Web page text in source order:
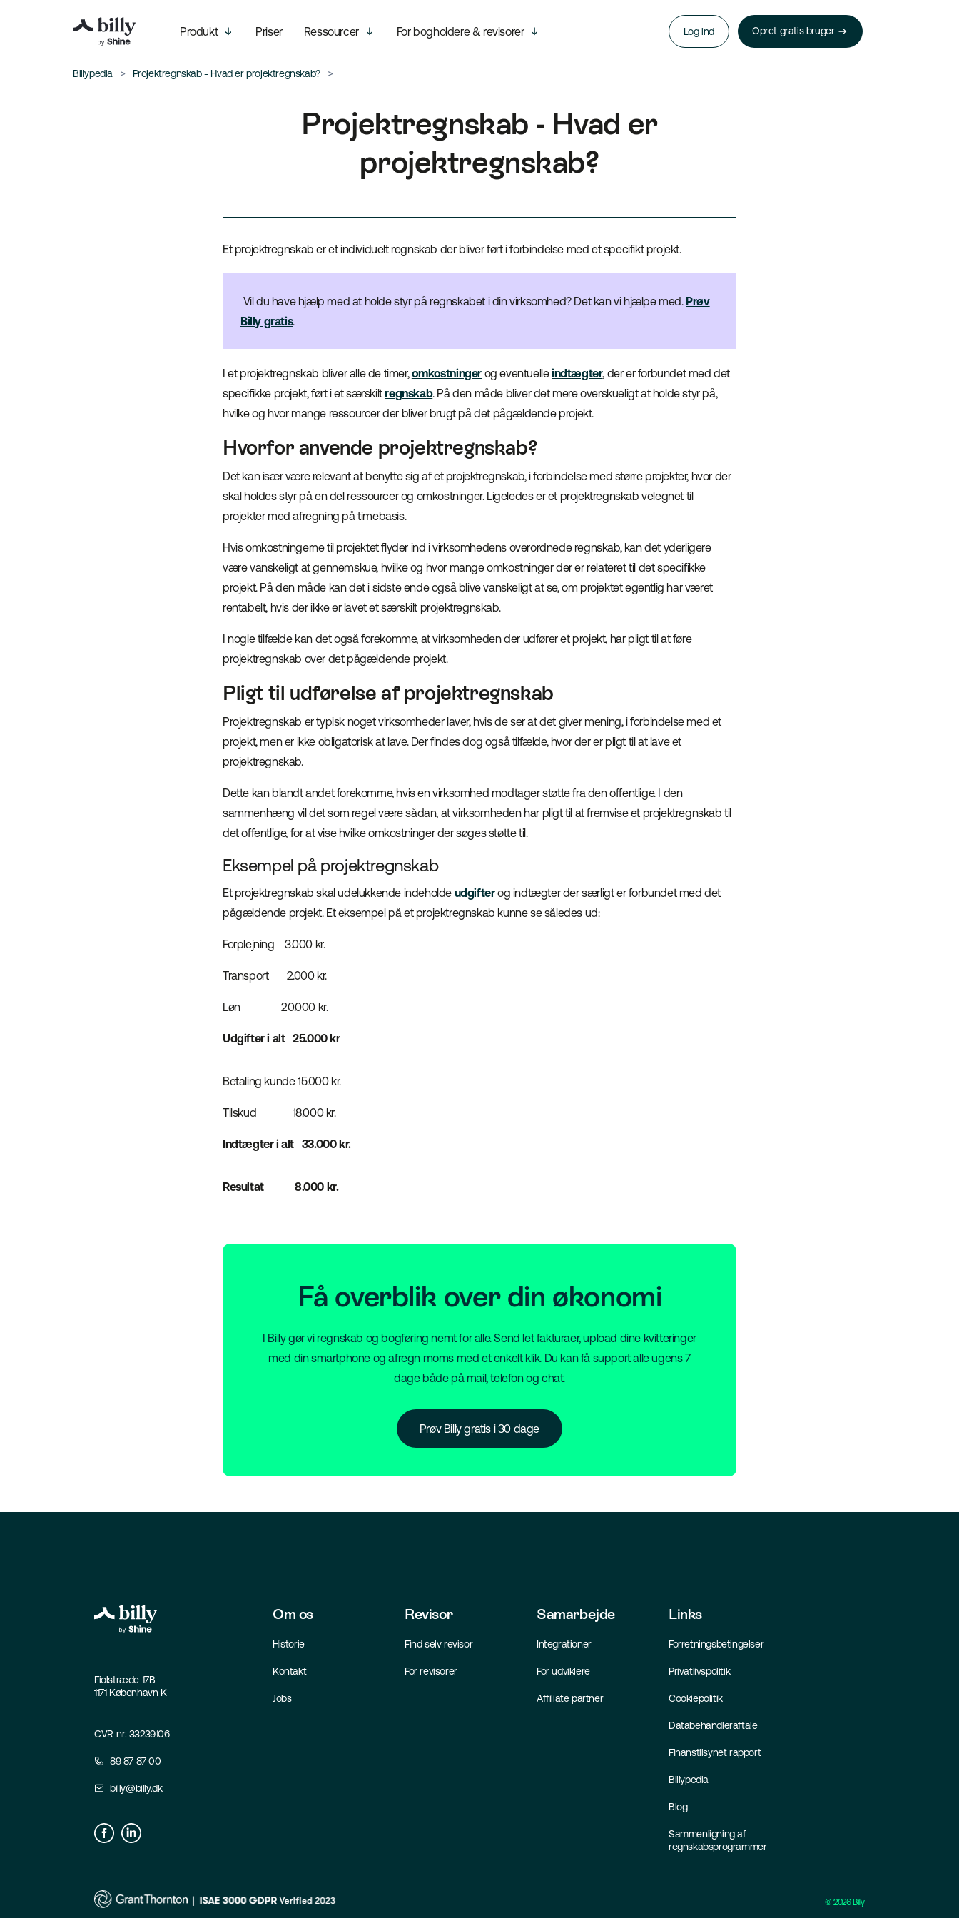
Produkt Priser Ressourcer For bogholdere & revisorer Log ind Opret gratis bruger
Billypedia Projektregnskab - Hvad er projektregnskab?
Projektregnskab - Hvad er
projektregnskab?
Et projektregnskab er et individuelt regnskab der bliver ført i forbindelse med et specifikt projekt.
Vil du have hjælp med at holde styr på regnskabet i din virksomhed? Det kan vi hjælpe med. Prøv
Billy gratis.
I et projektregnskab bliver alle de timer,omkostninger og eventuelleindtægter, der er forbundet med det
specifikke projekt, ført i et særskiltregnskab. På den måde bliver det mere overskueligt at holde styr på,
hvilke og hvor mange ressourcer der bliver brugt på det pågældende projekt.
Hvorfor anvende projektregnskab?
Det kan især være relevant at benytte sig af et projektregnskab, i forbindelse med større projekter, hvor der
skal holdes styr på en del ressourcer og omkostninger. Ligeledes er et projektregnskab velegnet til
projekter med afregning på timebasis.
Hvis omkostningerne til projektet flyder ind i virksomhedens overordnede regnskab, kan det yderligere
være vanskeligt at gennemskue, hvilke og hvor mange omkostninger der er relateret til det specifikke
projekt. På den måde kan det i sidste ende også blive vanskeligt at se, om projektet egentlig har været
rentabelt, hvis der ikke er lavet et særskilt projektregnskab.
I nogle tilfælde kan det også forekomme, at virksomheden der udfører et projekt, har pligt til at føre
projektregnskab over det pågældende projekt.
Pligt til udførelse af projektregnskab
Projektregnskab er typisk noget virksomheder laver, hvis de ser at det giver mening, i forbindelse med et
projekt, men er ikke obligatorisk at lave. Der findes dog også tilfælde, hvor der er pligt til at lave et
projektregnskab.
Dette kan blandt andet forekomme, hvis en virksomhed modtager støtte fra den offentlige. I den
sammenhæng vil det som regel være sådan, at virksomheden har pligt til at fremvise et projektregnskab til
det offentlige, for at vise hvilke omkostninger der søges støtte til.
Eksempel på projektregnskab
Et projektregnskab skal udelukkende indeholde udgifterog indtægter der særligt er forbundet med det
pågældende projekt. Et eksempel på et projektregnskab kunne se således ud:
Forplejning 3.000 kr.
Transport 2.000 kr.
Løn 20.000 kr.
Udgifter i alt 25.000 kr
Betaling kunde 15.000 kr.
Tilskud 18.000 kr.
Indtægter i alt 33.000 kr.
Resultat 8.000 kr.
Få overblik over din økonomi
I Billy gør vi regnskab og bogføring nemt for alle. Send let fakturaer, upload dine kvitteringer
med din smartphone og afregn moms med et enkelt klik. Du kan få support alle ugens 7
dage både på mail, telefon og chat.
Prøv Billy gratis i 30 dage
Fiolstræde 17B
1171 København K
CVR-nr. 33239106
89 87 87 00
billy@billy.dk
Om os
Historie
Kontakt
Jobs
Revisor
Find selv revisor
For revisorer
Samarbejde
Integrationer
For udviklere
Affiliate partner
Links
Forretningsbetingelser
Privatlivspolitik
Cookiepolitik
Databehandleraftale
Finanstilsynet rapport
Billypedia
Blog
Sammenligning af
regnskabsprogrammer
©2026Billy